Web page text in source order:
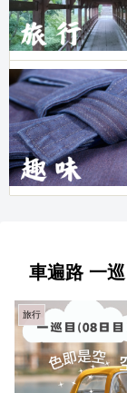
車遍路 一
旅行